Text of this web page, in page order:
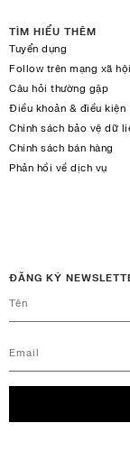
TÌM HIỂU THÊM
Tuyển dụng
Follow trên mạng xã hội
Câu hỏi thường gặp
Điều khoản & điều kiện
Chính sách bảo vệ dữ
Chính sách bán hàng
Phản hồi về dịch vụ
ĐĂNG KÝ